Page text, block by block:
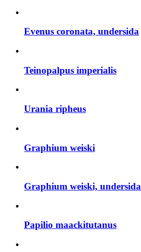
Evenus coronata, undersida
Teinopalpus imperialis
Urania ripheus
Graphium weiski
Graphium weiski, undersida
Papilio maackitutanus